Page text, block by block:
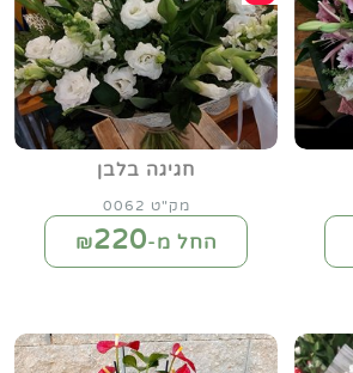
חגיגה בלבן
מק"ט 0062
החל מ-₪220